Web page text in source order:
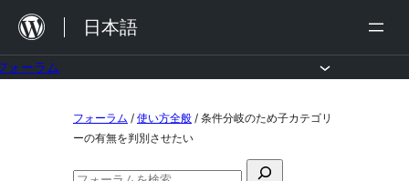
を
日本語
ォーラム
フォーラム / 使い方全般 / 条件分岐のため子カテゴリ
ーの有無を判別させたい
検